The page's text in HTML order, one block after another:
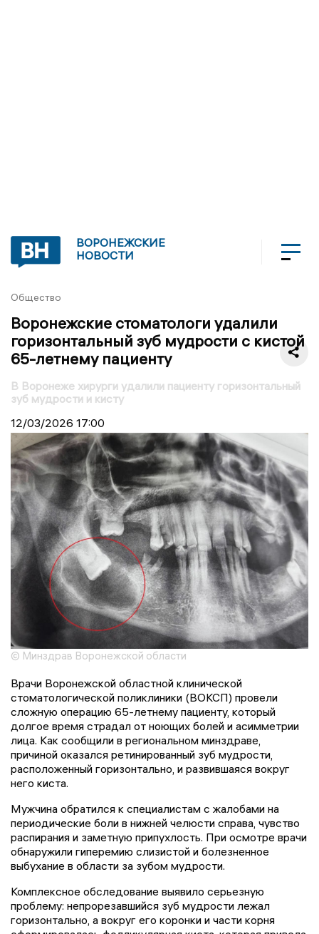
ВОРОНЕЖСКИЕ
НОВОСТИ
Общество
Воронежские стоматологи удалили
горизонтальный зуб мудрости с кистой
65-летнему пациенту
В Воронеже хирурги удалили пациенту горизонтальный
зуб мудрости и кисту
12/03/2026 17:00
© Минздрав Воронежской области
Врачи Воронежской областной клинической
стоматологической поликлиники (ВОКСП) провели
сложную операцию 65-летнему пациенту, который
долгое время страдал от ноющих болей и асимметрии
лица. Как сообщили в региональном минздраве,
причиной оказался ретинированный зуб мудрости,
расположенный горизонтально, и развившаяся вокруг
него киста.
Мужчина обратился к специалистам с жалобами на
периодические боли в нижней челюсти справа, чувство
распирания и заметную припухлость. При осмотре врачи
обнаружили гиперемию слизистой и болезненное
выбухание в области за зубом мудрости.
Комплексное обследование выявило серьезную
проблему: непрорезавшийся зуб мудрости лежал
горизонтально, а вокруг его коронки и части корня